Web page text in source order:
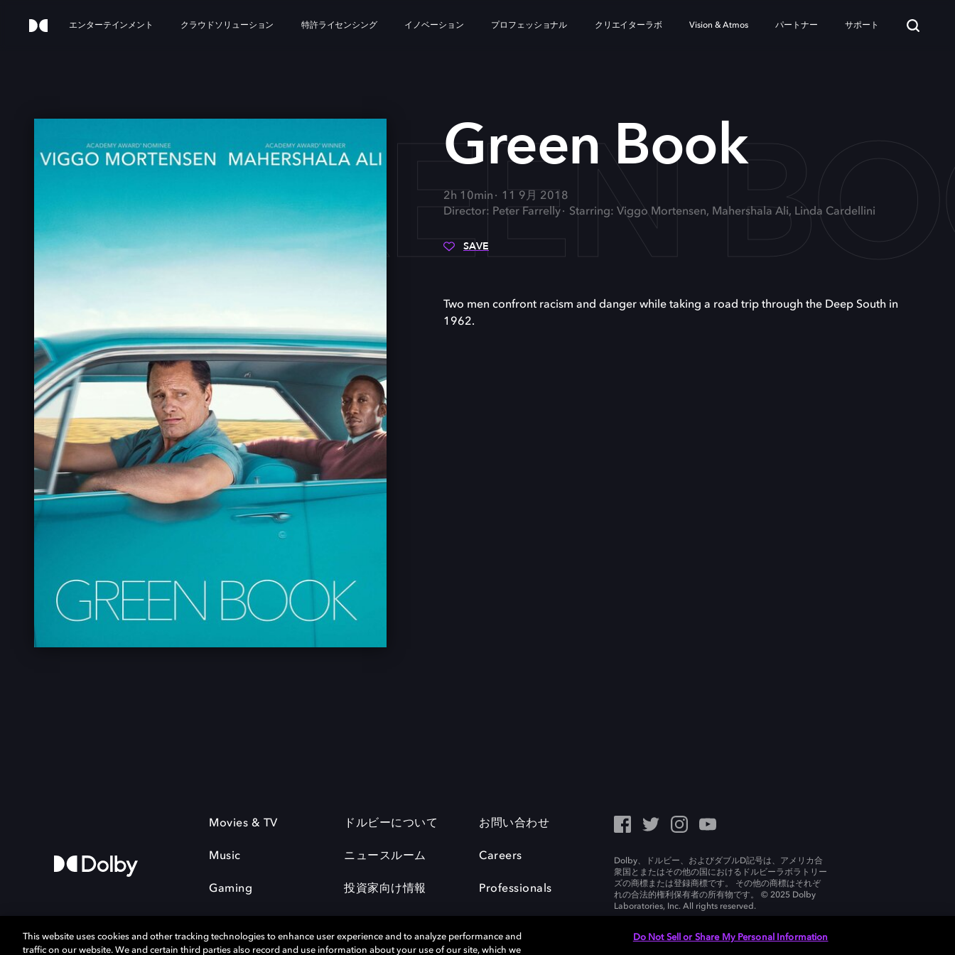
エンターテインメント クラウドソリューション 特許ライセンシング イノベーション プロフェッショナル クリエイターラボ Vision & Atmos パートナー サポート
GREEN
Green Book
2h 10min
11 9月 2018
Director: Peter Farrelly
Starring: Viggo Mortensen, Mahershala Ali, Linda Cardellini
SAVE
Two men confront racism and danger while taking a road trip through the Deep South in
1962.
Movies & TV
Music
Gaming
ドルビーについて
ニュースルーム
投資家向け情報
お問い合わせ
Careers
Professionals
Dolby、ドルビー、およびダブルD記号は、アメリカ合
衆国とまたはその他の国におけるドルビーラボラトリー
ズの商標または登録商標です。 その他の商標はそれぞ
れの合法的権利保有者の所有物です。 © 2025 Dolby
Laboratories, Inc. All rights reserved.
This website uses cookies and other tracking technologies to enhance user experience and to analyze performance and
traffic on our website. We and certain third parties also record and use information about your use of our site, which we
Do Not Sell or Share My Personal Information